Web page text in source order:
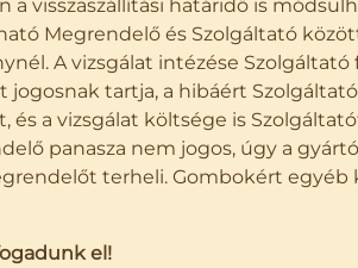
visszaszállítási határidő is
Megrendelő és Szolgáltató
A vizsgálat intézése Szolgáltató
tartja, a hibáért Szolgáltató
a vizsgálat költsége is
panasza nem jogos, úgy a
terheli. Gombokért egyéb
el!